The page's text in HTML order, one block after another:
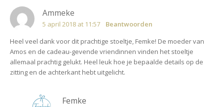
Ammeke
5 april 2018 at 11:57
Beantwoorden
Heel veel dank voor dit prachtige stoeltje, Femke! De moeder van
Amos en de cadeau-gevende vriendinnen vinden het stoeltje
allemaal prachtig gelukt. Heel leuk hoe je bepaalde details op de
zitting en de achterkant hebt uitgelicht.
Femke